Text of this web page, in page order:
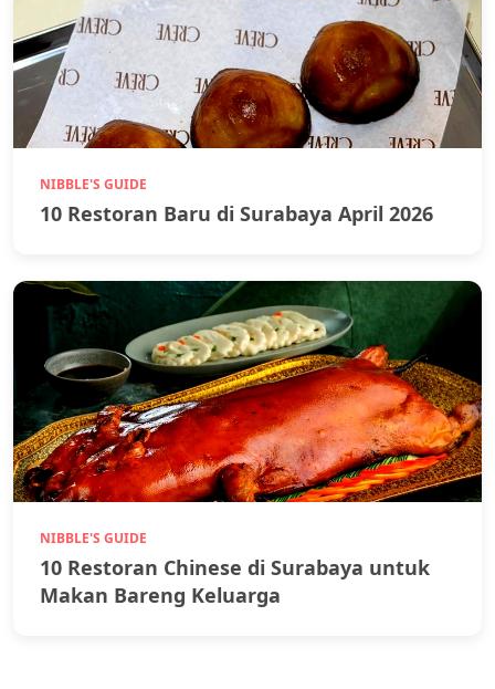
NIBBLE'S GUIDE
10 Restoran Baru di Surabaya April 2026
NIBBLE'S GUIDE
10 Restoran Chinese di Surabaya untuk
Makan Bareng Keluarga